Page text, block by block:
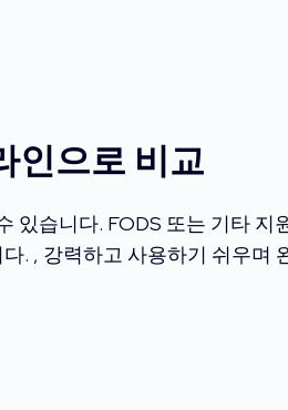
인으로 비교
있습니다. FODS 또는 기타 지
. , 강력하고 사용하기 쉬우며